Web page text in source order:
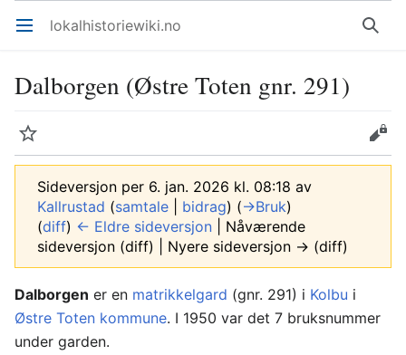
Åpne hovedmenyen lokalhistoriewiki.no Søk
Dalborgen (Østre Toten gnr. 291)
Overvåk Rediger
Sideversjon per 6. jan. 2026 kl. 08:18 av
Kallrustad (samtale bidrag) (→‎Bruk)
(diff) ← Eldre sideversjon | Nåværende
sideversjon (diff) | Nyere sideversjon → (diff)
Dalborgen er en matrikkelgard (gnr. 291) i Kolbu i
Østre Toten kommune. I 1950 var det 7 bruksnummer
under garden.